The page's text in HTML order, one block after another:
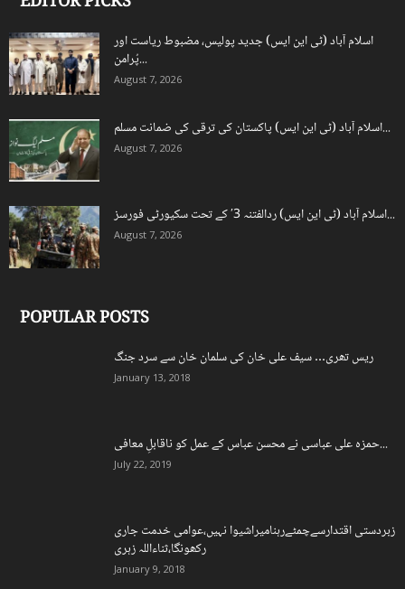
اسلام آباد (ٹی این ایس) جدید پولیس، مضبوط ریاست اور
پُرامن...
August 7, 2026
اسلام آباد (ٹی این ایس) پاکستان کی ترقی کی ضمانت مسلم...
August 7, 2026
اسلام آباد (ٹی این ایس) ردالفتنہ 3′ کے تحت سکیورٹی فورسز...
August 7, 2026
POPULAR POSTS
ریس تھری… سیف علی خان کی سلمان خان سے سرد جنگ
January 13, 2018
حمزہ علی عباسی نے محسن عباس کے عمل کو ناقابلِ معافی...
July 22, 2019
زبردستی اقتدارسےچمٹےرہنامیراشیوا نہیں،عوامی خدمت جاری
رکھونگا،ثناءاللہ زہری
January 9, 2018